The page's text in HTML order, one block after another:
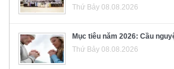
Thứ Bảy 08.08.2026
Mục tiêu năm 2026: Cầu
Thứ Bảy 08.08.2026